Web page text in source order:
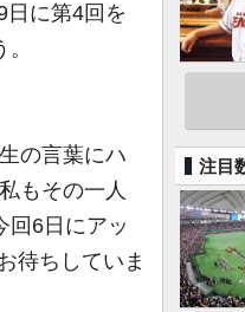
日に第4回を
の言葉にハ
もその一人
回6日にアッ
待ちしていま
注目